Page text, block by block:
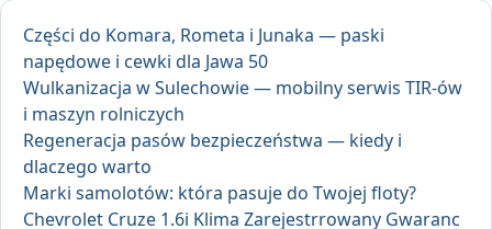
Części do Komara, Rometa i Junaka — paski
napędowe i cewki dla Jawa 50
Wulkanizacja w Sulechowie — mobilny serwis TIR-ów
i maszyn rolniczych
Regeneracja pasów bezpieczeństwa — kiedy i
dlaczego warto
Marki samolotów: która pasuje do Twojej floty?
Chevrolet Cruze 1.6i Klima Zarejestrrowany Gwaranc